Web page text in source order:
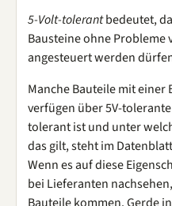
5-Volt-tolerantbedeutet,
Bausteine ohne Probleme
angesteuert werden
Manche Bauteile mit einer
verfügen über 5V-
tolerant ist und unter
das gilt, steht im
Wenn es auf diese
bei Lieferanten
Bauteile kommen. Gerde